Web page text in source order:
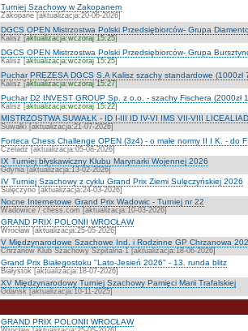
Turniej Szachowy w Zakopanem
Zakopane [aktualizacja:20-06-2026]
DGCS OPEN Mistrzostwa Polski Przedsiębiorców- Grupa
Kalisz [aktualizacja:wczoraj 15:25]
DGCS OPEN Mistrzostwa Polski Przedsiębiorców- Grupa
Kalisz [aktualizacja:wczoraj 15:25]
Puchar PREZESA DGCS S.A Kalisz szachy standardowe (1000zł
Kalisz [aktualizacja:wczoraj 15:27]
Puchar D2 INVEST GROUP Sp. z o.o. - szachy Fischera (2000zł
Kalisz [aktualizacja:wczoraj 15:22]
MISTRZOSTWA SUWAŁK - ID I-III ID IV-VI IMS VII-VIII
Suwałki [aktualizacja:21-07-2026]
Forteca Chess Challenge OPEN (3z4) - o małe normy II I K. - do
Czeladź [aktualizacja:05-08-2026]
IX Turniej błyskawiczny Klubu Marynarki Wojennej 2026
Gdynia [aktualizacja:13-02-2026]
IV Turniej Szachowy z cyklu Grand Prix Ziemi Sulęczyńskiej 2026
Sulęczyno [aktualizacja:24-03-2026]
Nocne Internetowe Grand Prix Wadowic - Turniej nr 22
Wadowice / chess.com [aktualizacja:10-03-2026]
GRAND PRIX POLONII WROCŁAW
Wrocław [aktualizacja:25-05-2026]
V Międzynarodowe Szachowe Ind. i Rodzinne GP Chrzanowa
Chrzanów Klub Szachowy Szpitalna 1 [aktualizacja:18-06-2026]
Grand Prix Białegostoku "Lato-Jesień 2026" - 13. runda blitz
Białystok [aktualizacja:18-07-2026]
XV Międzynarodowy Turniej Szachowy Pamięci Marii Trafalskiej
Gdańsk [aktualizacja:10-11-2025]
GRAND PRIX POLONII WROCŁAW